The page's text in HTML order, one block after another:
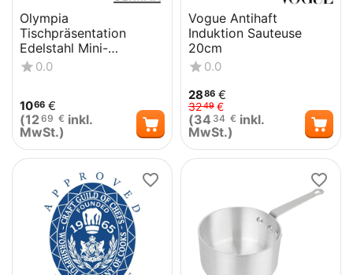
Olympia
Tischpräsentation
Edelstahl Mini-
Soßenpfanne
0.0
1066 €
(1269 € inkl.
MwSt.)
Vogue Antihaft
Induktion Sauteuse
20cm
0.0
2886 €
3249 €
(34 34 € inkl.
MwSt.)